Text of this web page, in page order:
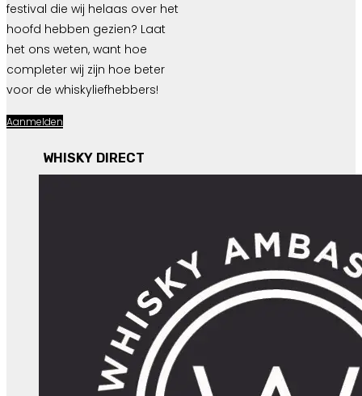
festival die wij helaas over het
hoofd hebben gezien? Laat
het ons weten, want hoe
completer wij zijn hoe beter
voor de whiskyliefhebbers!
Aanmelden
WHISKY DIRECT